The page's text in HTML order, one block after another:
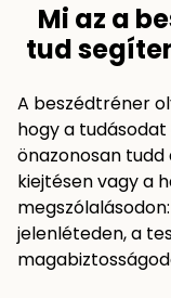
Mi az a
tud
A beszédtréner
hogy a
önazonosan tudd
kiejtésen vagy a
jelenléteden, a